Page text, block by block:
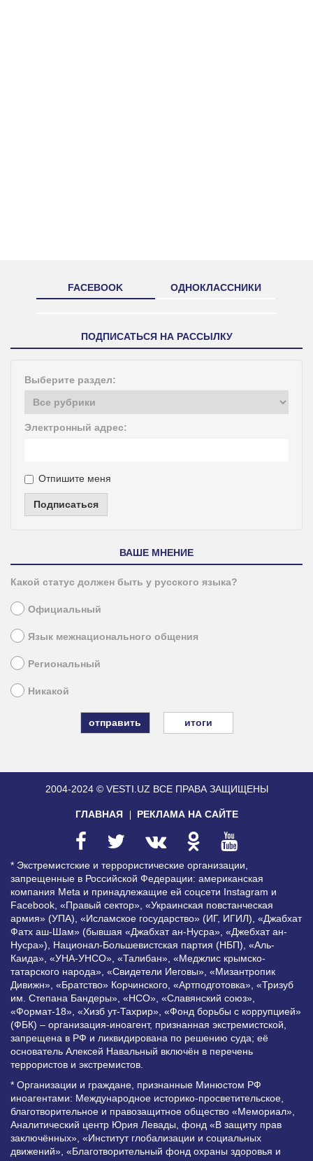
FACEBOOK ОДНОКЛАССНИКИ
ПОДПИСАТЬСЯ НА РАССЫЛКУ
Выберите раздел:
Электронный адрес:
Отпишите меня
Подписаться
ВАШЕ МНЕНИЕ
Какой статус должен быть у русского языка?
Официальный
Язык межнационального общения
Региональный
Никакой
итоги
2004-2024 © VESTI.UZ ВСЕ ПРАВА ЗАЩИЩЕНЫ
ГЛАВНАЯ РЕКЛАМА НА САЙТЕ
* Экстремистские и террористические организации,
запрещенные в Российской Федерации: американская
компания Meta и принадлежащие ей соцсети Instagram и
Facebook, «Правый сектор», «Украинская повстанческая
армия» (УПА), «Исламское государство» (ИГ, ИГИЛ), «Джабхат
Фатх аш-Шам» (бывшая «Джабхат ан-Нусра», «Джебхат ан-
Нусра»), Национал-Большевистская партия (НБП), «Аль-
Каида», «УНА-УНСО», «Талибан», «Меджлис крымско-
татарского народа», «Свидетели Иеговы», «Мизантропик
Дивижн», «Братство» Корчинского, «Артподготовка», «Тризуб
им. Степана Бандеры», «НСО», «Славянский союз»,
«Формат-18», «Хизб ут-Тахрир», «Фонд борьбы с коррупцией»
(ФБК) – организация-иноагент, признанная экстремистской,
запрещена в РФ и ликвидирована по решению суда; её
основатель Алексей Навальный включён в перечень
террористов и экстремистов.
* Организации и граждане, признанные Минюстом РФ
иноагентами: Международное историко-просветительское,
благотворительное и правозащитное общество «Мемориал»,
Аналитический центр Юрия Левады, фонд «В защиту прав
заключённых», «Институт глобализации и социальных
движений», «Благотворительный фонд охраны здоровья и